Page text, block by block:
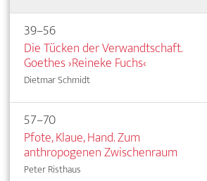
39–56
Die Tücken der Verwandtschaft.
Goethes ›Reineke Fuchs‹
Dietmar Schmidt
57–70
Pfote, Klaue, Hand. Zum
anthropogenen Zwischenraum
Peter Risthaus